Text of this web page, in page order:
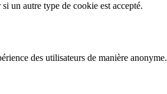
un autre type de cookie est accepté.
des utilisateurs de manière anonyme.